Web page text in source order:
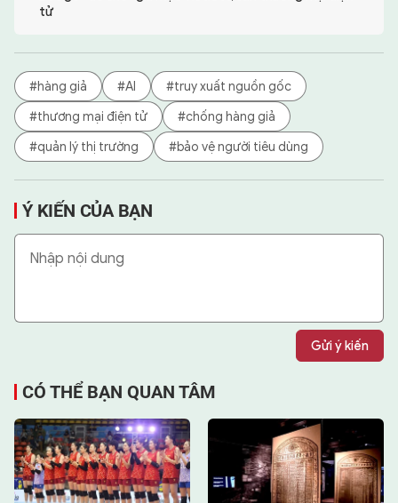
tử
#hàng giả #AI
#truy xuất nguồn gốc
#thương mại điện tử
#chống hàng giả
#quản lý thị trường
#bảo vệ người tiêu dùng
Ý KIẾN CỦA BẠN
Gửi ý kiến
CÓ THỂ BẠN QUAN TÂM